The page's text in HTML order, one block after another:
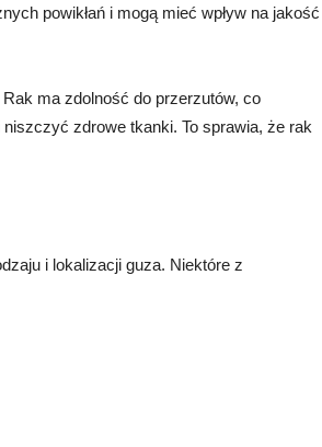
powikłań i mogą mieć wpływ na jakość
ma zdolność do przerzutów, co
zdrowe tkanki. To sprawia, że ​​rak
i lokalizacji guza. Niektóre z